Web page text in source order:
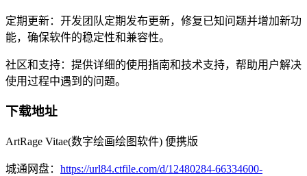
定期更新：开发团队定期发布更新，修复已知问题并增加新功
能，确保软件的稳定性和兼容性。
社区和支持：提供详细的使用指南和技术支持，帮助用户解决
使用过程中遇到的问题。
下载地址
ArtRage Vitae(数字绘画绘图软件) 便携版
城通网盘： https://url84.ctfile.com/d/12480284-66334600-